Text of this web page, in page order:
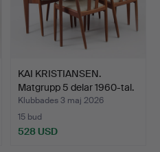
KAI KRISTIANSEN.
Matgrupp 5 delar 1960-tal.
Klubbades 3 maj 2026
15 bud
528 USD